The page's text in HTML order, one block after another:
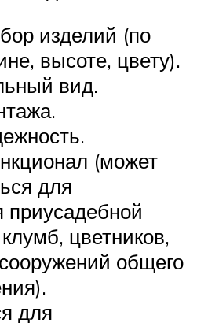
изделий (по
высоте, цвету).
вид.
(может
для
приусадебной
цветников,
общего
для